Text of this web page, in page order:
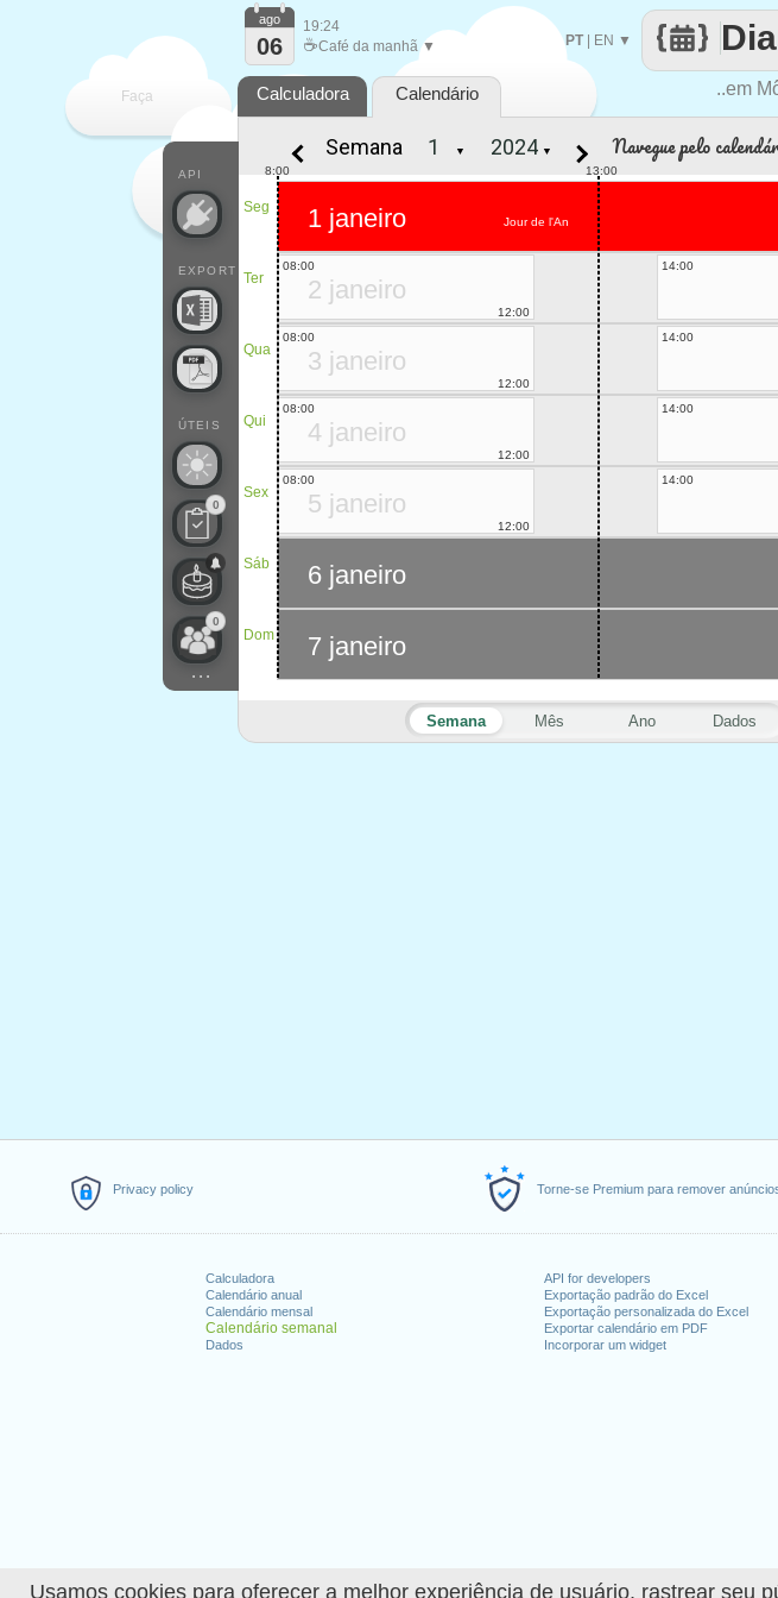
Usamos cookies para oferecer a melhor experiência de usuário, rastrear seu
Privacy policy Torne-se Premium para remover
Calculadora
Calendário anual
Calendário mensal
Calendário semanal
Dados
API for developers
Exportação padrão do Excel
Exportação personalizada do Excel
Exportar calendário em PDF
Incorporar um widget
Faça
cada
..em
PT| EN ▼
API
EXPORT
ÚTEIS
0
0
...
ago
06
19:24
☕Café da manhã ▼
Calculadora Calendário
Semana Mês Ano Dados
Semana ▼ ▼ Navegue pelo
Seg
Ter
Qua
Qui
Sex
Sáb
Dom
13:00
8:00
Jour de l'An
1 janeiro
2 janeiro
08:00
12:00
14:00
3 janeiro
08:00
12:00
14:00
4 janeiro
08:00
12:00
14:00
5 janeiro
08:00
12:00
14:00
6 janeiro
7 janeiro